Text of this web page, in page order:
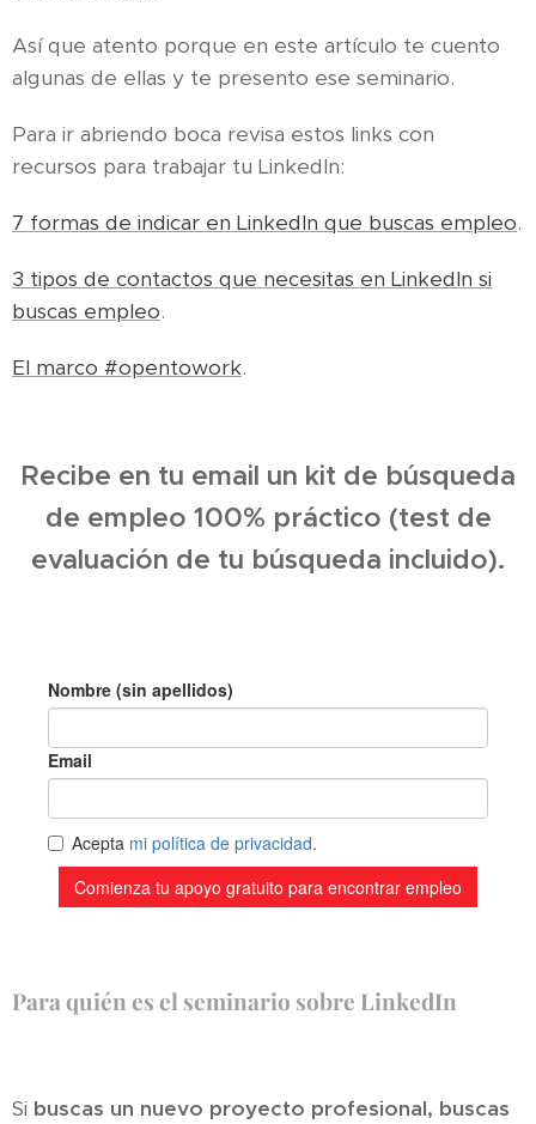
Así que atento porque en este artículo te cuento
algunas de ellas y te presento ese seminario.
Para ir abriendo boca revisa estos links con
recursos para trabajar tu LinkedIn:
7 formas de indicar en LinkedIn que buscas empleo.
3 tipos de contactos que necesitas en LinkedIn si
buscas empleo.
El marco #opentowork.
Recibe en tu email un kit de búsqueda
de empleo 100% práctico (test de
evaluación de tu búsqueda incluido).
Para quién es el seminario sobre LinkedIn
Si buscas un nuevo proyecto profesional, buscas